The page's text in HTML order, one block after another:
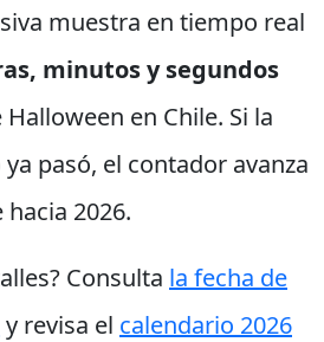
muestra en tiempo real
minutos y segundos
en Chile. Si la
pasó, el contador avanza
2026.
Consulta la fecha de
y revisa el calendario 2026